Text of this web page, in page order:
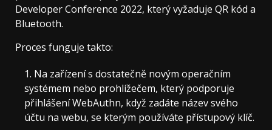
Developer Conference 2022, který vyžaduje QR kód a
Bluetooth.
Proces funguje takto:
Na zařízení s dostatečně novým operačním
systémem nebo prohlížečem, který podporuje
přihlášení WebAuthn, když zadáte název svého
účtu na webu, se kterým používáte přístupový klíč.